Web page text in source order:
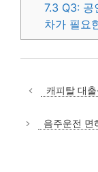
7.3 Q3: 공
차가 필요
캐피탈 대
음주운전 면